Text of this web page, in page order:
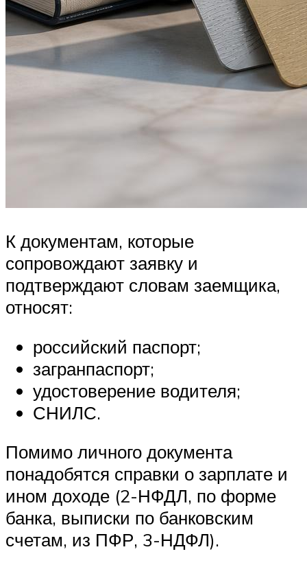
К документам, которые
сопровождают заявку и
подтверждают словам заемщика,
относят:
российский паспорт;
загранпаспорт;
удостоверение водителя;
СНИЛС.
Помимо личного документа
понадобятся справки о зарплате и
ином доходе (2-НФДЛ, по форме
банка, выписки по банковским
счетам, из ПФР, 3-НДФЛ).